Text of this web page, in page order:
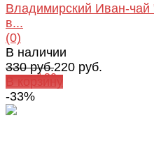
Владимирский Иван-чай
в...
(0)
В наличии
330 руб.220 руб.
В корзину
-33%